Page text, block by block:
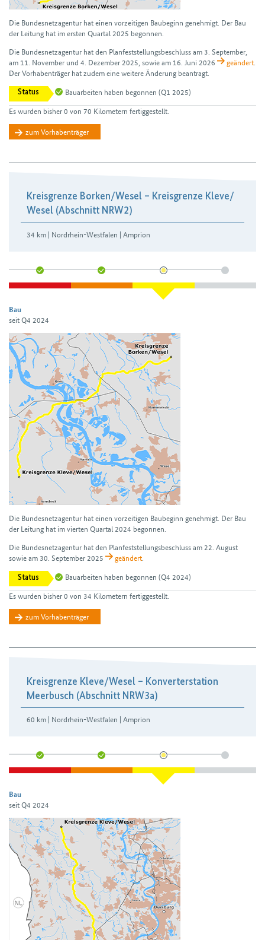
Die Bundesnetzagentur hat einen vor­zeitigen Bau­beginn genehmigt. Der Bau
der Leitung hat im ersten Quartal 2025 begonnen.
Die Bundesnetzagentur hat den Plan­feststellungs­beschluss am 3. September,
am 11. November und 4. Dezember 2025, sowie am 16. Juni 2026
geändert
Der Vorhabenträger hat zudem eine weitere Änderung beantragt.
Status Bauarbeiten haben begonnen (Q1 2025)
Es wurden bisher 0 von 70 Kilometern fertiggestellt.
zum Vorhabenträger
Kreisgrenze Borken/​Wesel – Kreisgrenze Kleve/​
Wesel (Abschnitt NRW2)
34 km | Nordrhein-Westfalen | Amprion
Bau
seit Q4 2024
Die Bundesnetzagentur hat einen vor­zeitigen Bau­beginn genehmigt. Der Bau
der Leitung hat im vierten Quartal 2024 begonnen.
Die Bundesnetzagentur hat den Plan­feststellungs­beschluss am 22. August
sowie am 30. September 2025
geändert
Status Bauarbeiten haben begonnen (Q4 2024)
Es wurden bisher 0 von 34 Kilometern fertiggestellt.
zum Vorhabenträger
Kreisgrenze Kleve/​Wesel – Konverterstation
Meerbusch (Abschnitt NRW3a)
60 km | Nordrhein-Westfalen | Amprion
Bau
seit Q4 2024